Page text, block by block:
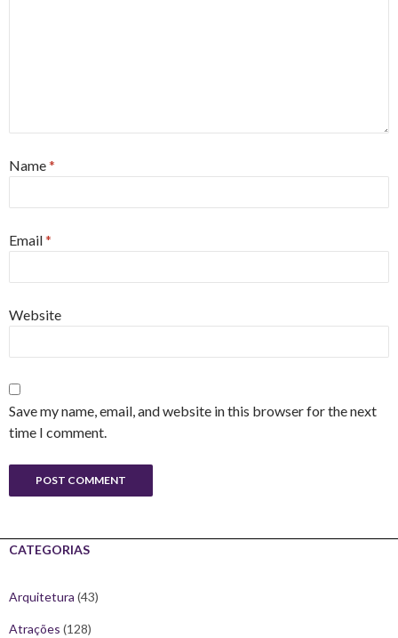
Name*
Email*
Website
Save my name, email, and website in this browser for the next
time I comment.
CATEGORIAS
Arquitetura (43)
Atrações (128)